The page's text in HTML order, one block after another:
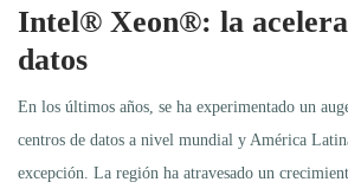
Intel® Xeon®: la
datos
En los últimos años, se ha experimentado un
centros de datos a nivel mundial y América
excepción. La región ha atravesado un